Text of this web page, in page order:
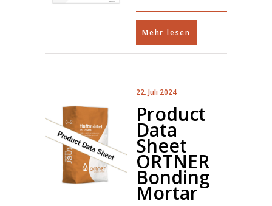
Mehr lesen
22. Juli 2024
Product
Data
Sheet
ORTNER
Bonding
Mortar